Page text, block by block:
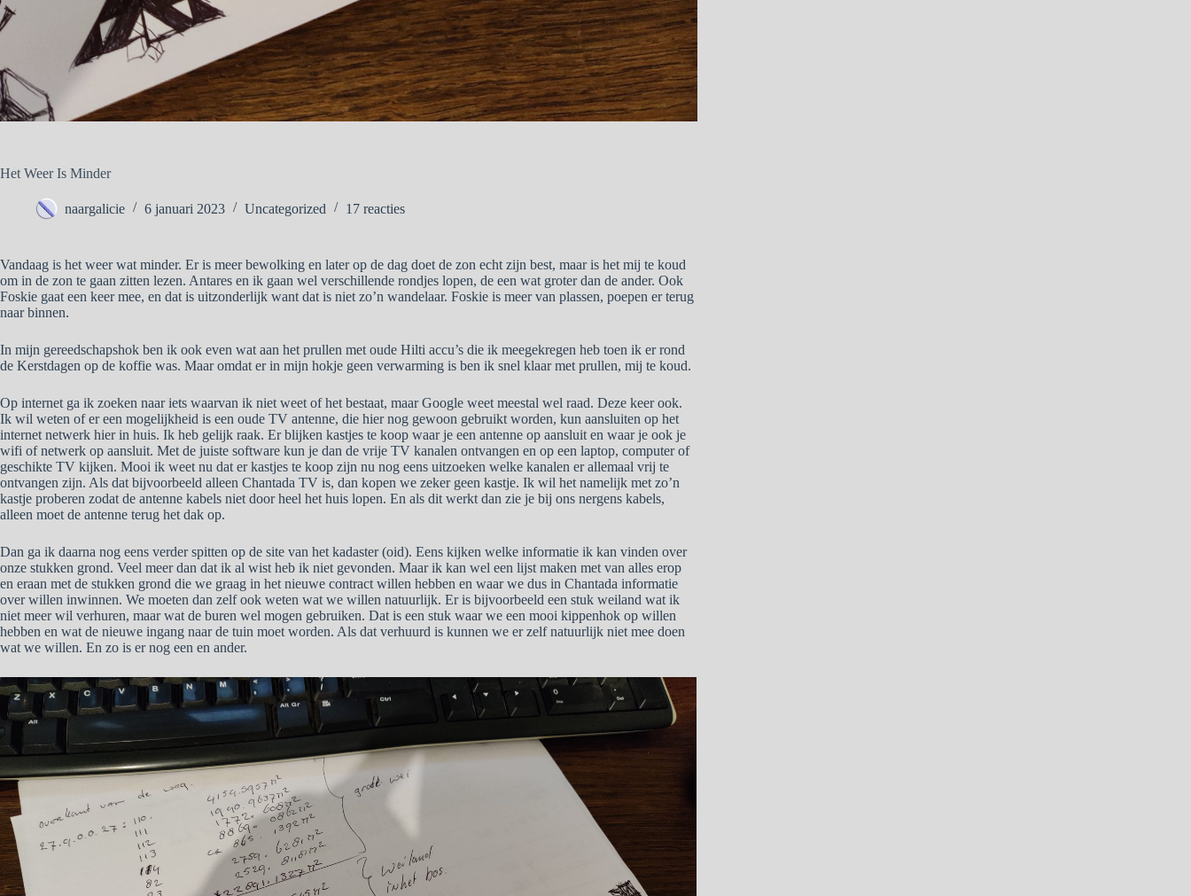
Het Weer Is Minder
naargalicie 6 januari 2023 Uncategorized 17 reacties
Vandaag is het weer wat minder. Er is meer bewolking en later op de dag doet de zon echt zijn best, maar is het mij te koud
om in de zon te gaan zitten lezen. Antares en ik gaan wel verschillende rondjes lopen, de een wat groter dan de ander. Ook
Foskie gaat een keer mee, en dat is uitzonderlijk want dat is niet zo’n wandelaar. Foskie is meer van plassen, poepen er terug
naar binnen.
In mijn gereedschapshok ben ik ook even wat aan het prullen met oude Hilti accu’s die ik meegekregen heb toen ik er rond
de Kerstdagen op de koffie was. Maar omdat er in mijn hokje geen verwarming is ben ik snel klaar met prullen, mij te koud.
Op internet ga ik zoeken naar iets waarvan ik niet weet of het bestaat, maar Google weet meestal wel raad. Deze keer ook.
Ik wil weten of er een mogelijkheid is een oude TV antenne, die hier nog gewoon gebruikt worden, kun aansluiten op het
internet netwerk hier in huis. Ik heb gelijk raak. Er blijken kastjes te koop waar je een antenne op aansluit en waar je ook je
wifi of netwerk op aansluit. Met de juiste software kun je dan de vrije TV kanalen ontvangen en op een laptop, computer of
geschikte TV kijken. Mooi ik weet nu dat er kastjes te koop zijn nu nog eens uitzoeken welke kanalen er allemaal vrij te
ontvangen zijn. Als dat bijvoorbeeld alleen Chantada TV is, dan kopen we zeker geen kastje. Ik wil het namelijk met zo’n
kastje proberen zodat de antenne kabels niet door heel het huis lopen. En als dit werkt dan zie je bij ons nergens kabels,
alleen moet de antenne terug het dak op.
Dan ga ik daarna nog eens verder spitten op de site van het kadaster (oid). Eens kijken welke informatie ik kan vinden over
onze stukken grond. Veel meer dan dat ik al wist heb ik niet gevonden. Maar ik kan wel een lijst maken met van alles erop
en eraan met de stukken grond die we graag in het nieuwe contract willen hebben en waar we dus in Chantada informatie
over willen inwinnen. We moeten dan zelf ook weten wat we willen natuurlijk. Er is bijvoorbeeld een stuk weiland wat ik
niet meer wil verhuren, maar wat de buren wel mogen gebruiken. Dat is een stuk waar we een mooi kippenhok op willen
hebben en wat de nieuwe ingang naar de tuin moet worden. Als dat verhuurd is kunnen we er zelf natuurlijk niet mee doen
wat we willen. En zo is er nog een en ander.